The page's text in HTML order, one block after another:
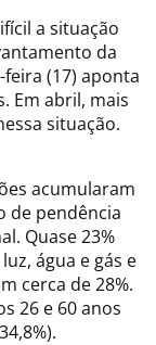
a situação
da
(17) aponta
Em abril, mais
situação.
acumularam
de pendência
Quase 23%
água e gás e
cerca de 28%.
26 e 60 anos